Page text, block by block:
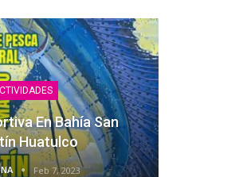
En Bahía San
Huatulco
Feb 7, 2023